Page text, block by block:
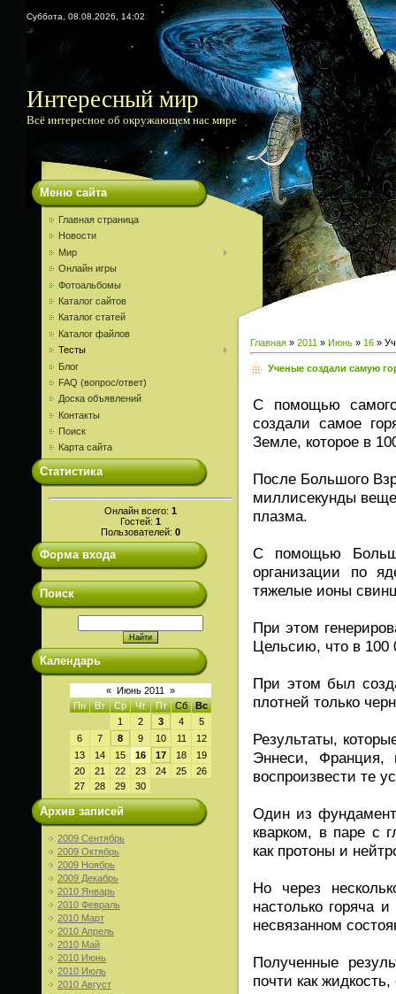
Суббота, 08.08.2026, 14:02
Интересный мир
Всё интересное об окружающем нас мире
Меню сайта
Главная страница
Новости
Мир
Онлайн игры
Фотоальбомы
Каталог сайтов
Каталог статей
Каталог файлов
Тесты
Блог
FAQ (вопрос/ответ)
Доска объявлений
Контакты
Поиск
Карта сайта
Статистика
Онлайн всего: 1
Гостей: 1
Пользователей: 0
Форма входа
Поиск
Календарь
« Июнь 2011
»
Пн
Вт Ср Чт Пт Сб
Вс
1
2 3 4
5
6
7 8 9 10 11
12
13
14 15 16 17 18
19
20
21 22 23 24 25
26
27
28 29 30
Архив записей
2009 Сентябрь
2009 Октябрь
2009 Ноябрь
2009 Декабрь
2010 Январь
2010 Февраль
2010 Март
2010 Апрель
2010 Май
2010 Июнь
2010 Июль
2010 Август
Главная » 2011 » Июнь » 16 »
Ученые создали самую
С помощью самого
создали самое
Земле, которое в
После Большого
миллисекунды
плазма.
С помощью
организации по
тяжелые ионы
При этом
Цельсию, что в 100
При этом был
плотней только
Результаты,
Эннеси, Франция,
воспроизвести те
Один из
кварком, в паре с
как протоны и
Но через
настолько горяча
несвязанном
Полученные
почти как